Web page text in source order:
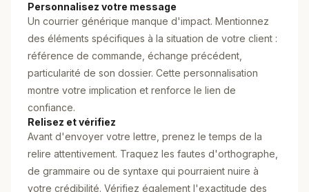
Personnalisez votre message
Un courrier générique manque d'impact. Mentionnez
des éléments spécifiques à la situation de votre client :
référence de commande, échange précédent,
particularité de son dossier. Cette personnalisation
montre votre implication et renforce le lien de
confiance.
Relisez et vérifiez
Avant d'envoyer votre lettre, prenez le temps de la
relire attentivement. Traquez les fautes d'orthographe,
de grammaire ou de syntaxe qui pourraient nuire à
votre crédibilité. Vérifiez également l'exactitude des